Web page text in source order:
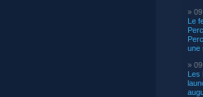
»
Le
une
»
Les